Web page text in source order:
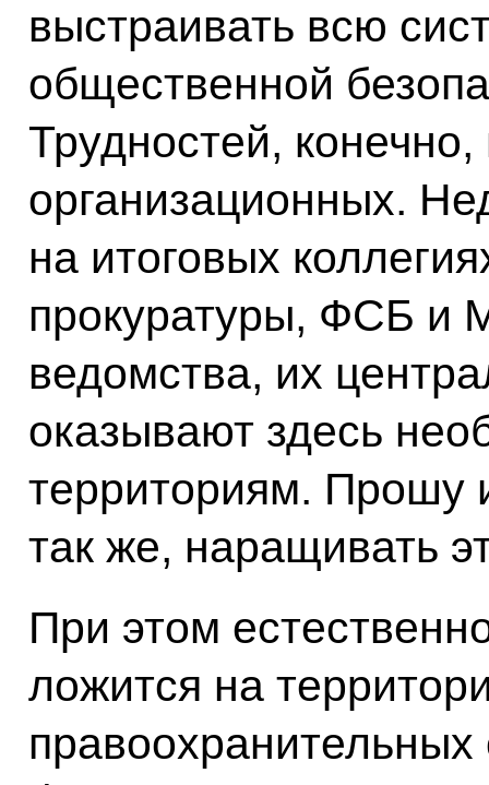
выстраивать всю
общественной
Трудностей,
организационных.
на итоговых
прокуратуры, ФСБ и
ведомства, их
оказывают здесь
территориям. Прошу
так же, наращивать
При этом
ложится на
правоохранительных